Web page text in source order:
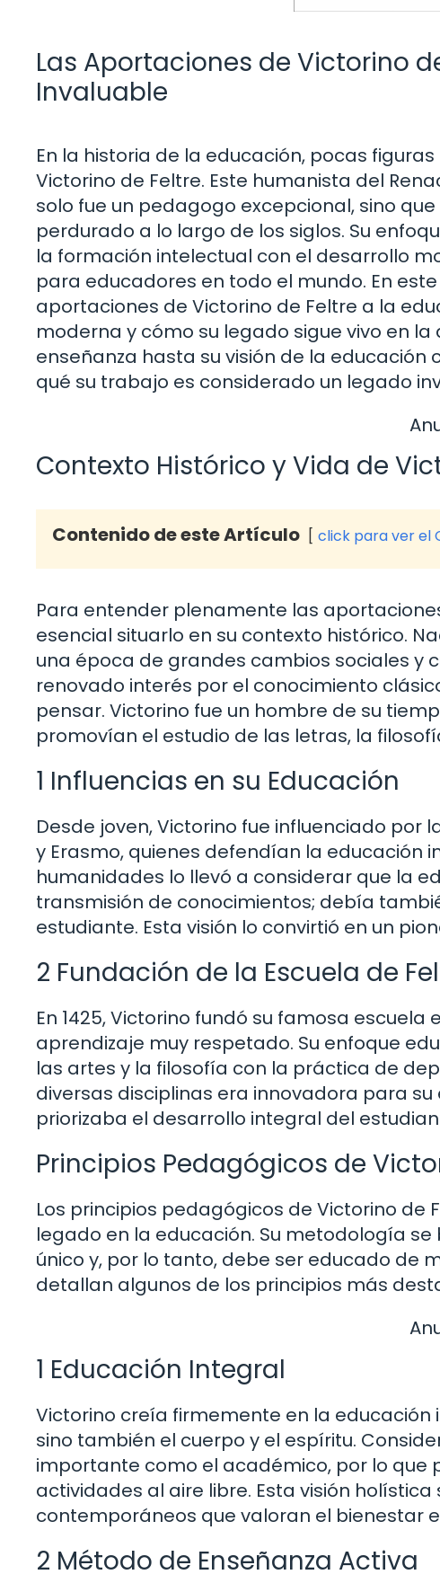
Las Aportaciones de Victorino
Invaluable
En la historia de la educación, pocas
Victorino de Feltre. Este humanista del
solo fue un pedagogo excepcional, sino
perdurado a lo largo de los siglos. Su
la formación intelectual con el desarrollo
para educadores en todo el mundo. En
aportaciones de Victorino de Feltre a la
moderna y cómo su legado sigue vivo en
enseñanza hasta su visión de la
qué su trabajo es considerado un legado
Contexto Histórico y Vida de
Contenido de este Artículo click para ver el
Para entender plenamente las
esencial situarlo en su contexto histórico.
una época de grandes cambios sociales y
renovado interés por el conocimiento
pensar. Victorino fue un hombre de su
promovían el estudio de las letras, la
1 Influencias en su Educación
Desde joven, Victorino fue influenciado
y Erasmo, quienes defendían la educación
humanidades lo llevó a considerar que la
transmisión de conocimientos; debía
estudiante. Esta visión lo convirtió en un
2 Fundación de la Escuela de
En 1425, Victorino fundó su famosa
aprendizaje muy respetado. Su enfoque
las artes y la filosofía con la práctica de
diversas disciplinas era innovadora para
priorizaba el desarrollo integral del
Principios Pedagógicos de
Los principios pedagógicos de Victorino
legado en la educación. Su metodología
único y, por lo tanto, debe ser educado de
detallan algunos de los principios más
1 Educación Integral
Victorino creía firmemente en la
sino también el cuerpo y el espíritu.
importante como el académico, por lo
actividades al aire libre. Esta visión
contemporáneos que valoran el bienestar
2 Método de Enseñanza Activa